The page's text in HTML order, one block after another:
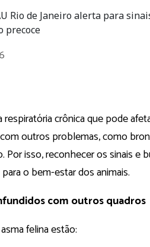
Rio de Janeiro alerta para
precoce
crônica que pode
outros problemas, como
Por isso, reconhecer os sinais e
o bem-estar dos animais.
com outros quadros
felina estão: